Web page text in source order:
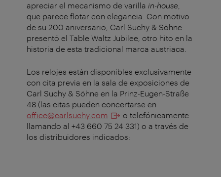
apreciar el mecanismo de varilla in-house
que parece flotar con elegancia. Con motivo
de su 200 aniversario, Carl Suchy & Söhne
presentó el Table Waltz Jubilee, otro hito en la
historia de esta tradicional marca austriaca.
Los relojes están disponibles exclusivamente
con cita previa en la sala de exposiciones de
Carl Suchy & Söhne en la Prinz-Eugen-Straße
48 (las citas pueden concertarse en
office@carlsuchy.com
o telefónicamente
llamando al +43 660 75 24 331) o a través de
los distribuidores indicados: